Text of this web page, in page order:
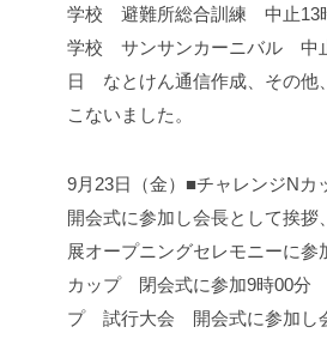
学校 避難所総合訓練 中止13
学校 サンサンカーニバル 中
日 なとけん通信作成、その他
こないました。
9月23日（金）■チャレンジN
開会式に参加し会長として挨拶
展オープニングセレモニーに参
カップ 閉会式に参加9時00分
プ 試行大会 開会式に参加し